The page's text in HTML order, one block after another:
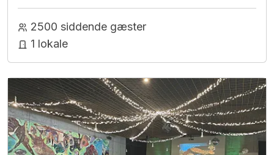
2500 siddende gæster
1 lokale